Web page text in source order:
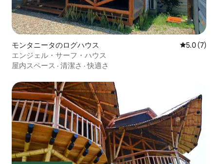
モンタニータのログハウス レビュー7
5.0 (7)
エンジェル・サーフ・ハウス
屋内スペース · 清潔さ ·快適さ